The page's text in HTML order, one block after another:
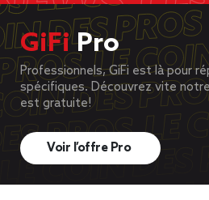
GiFiPro
Professionnels, GiFi est là pour
spécifiques. Découvrez vite
est gratuite!
Voir l’offre Pro